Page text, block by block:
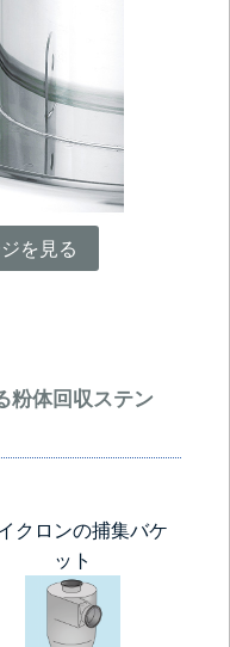
を見る
粉体回収ステン
クロンの捕集バケ
ット